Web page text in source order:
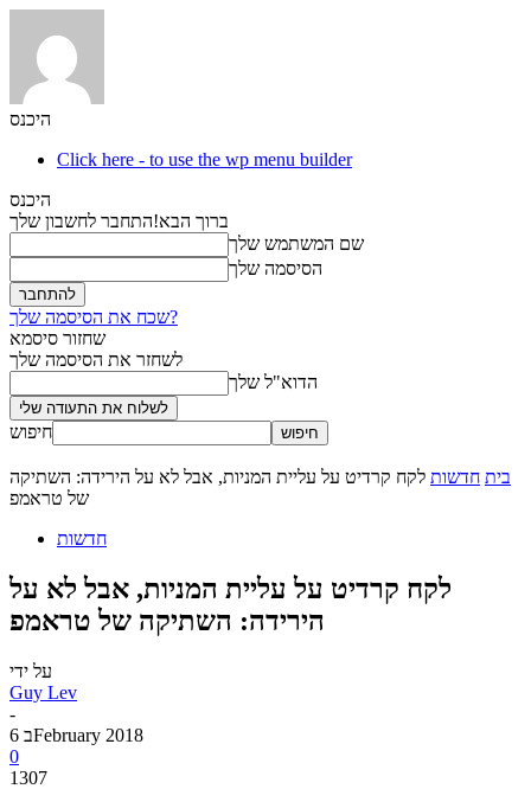
היכנס
Click here - to use the wp menu builder
היכנס
ברוך הבא!התחבר לחשבון שלך
שם המשתמש שלך
הסיסמה שלך
שכח את הסיסמה שלך?
שחזור סיסמא
לשחזר את הסיסמה שלך
הדוא"ל שלך
חיפוש
בית חדשות לקח קרדיט על עליית המניות, אבל לא על הירידה: השתיקה
של טראמפ
חדשות
לקח קרדיט על עליית המניות, אבל לא על
הירידה: השתיקה של טראמפ
על ידי
Guy Lev
-
6 בFebruary 2018
0
1307